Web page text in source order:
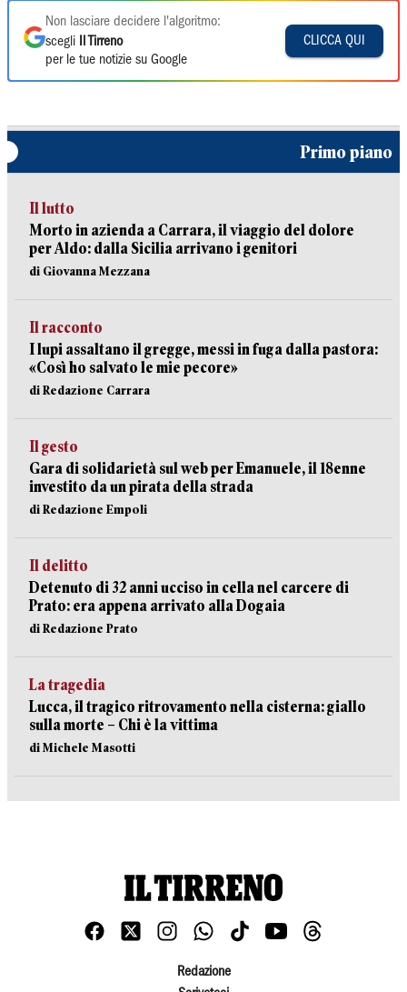
Non lasciare decidere l'algoritmo:
scegli
Il Tirreno
per le tue notizie su Google
CLICCA QUI
Primo piano
Il lutto
Morto in azienda a Carrara, il viaggio del dolore
per Aldo: dalla Sicilia arrivano i genitori
di Giovanna Mezzana
Il racconto
I lupi assaltano il gregge, messi in fuga dalla pastora:
«Così ho salvato le mie pecore»
di Redazione Carrara
Il gesto
Gara di solidarietà sul web per Emanuele, il 18enne
investito da un pirata della strada
di Redazione Empoli
Il delitto
Detenuto di 32 anni ucciso in cella nel carcere di
Prato: era appena arrivato alla Dogaia
di Redazione Prato
La tragedia
Lucca, il tragico ritrovamento nella cisterna: giallo
sulla morte – Chi è la vittima
di Michele Masotti
Redazione